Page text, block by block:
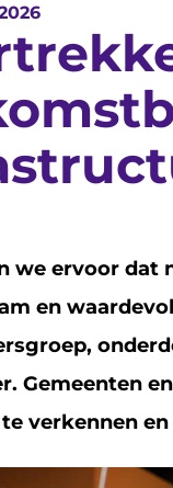
we ervoor dat
en
Gemeenten
te verkennen